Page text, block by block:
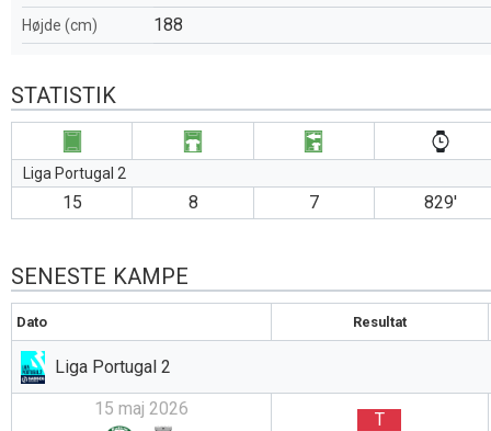
Højde (cm) 188
STATISTIK
Liga Portugal 2
15 8 7 829′
SENESTE KAMPE
Dato Resultat
Liga Portugal 2
15 maj 2026
T